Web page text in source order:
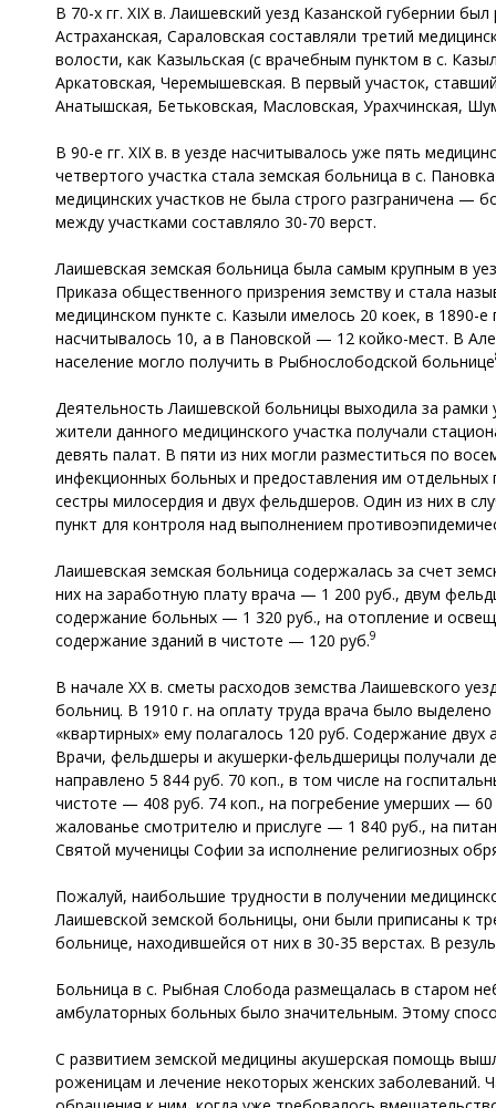
В 70-х гг. XIX в. Лаишевский уезд Казанской губернии
Астраханская, Сараловская составляли третий
волости, как Казыльская (с врачебным пунктом в с.
Аркатовская, Черемышевская. В первый участок,
Анатышская, Бетьковская, Масловская, Урахчинская,
В 90-е гг. XIX в. в уезде насчитывалось уже пять
четвертого участка стала земская больница в с.
медицинских участков не была строго разграничена —
между участками составляло 30-70 верст.
Лаишевская земская больница была самым крупным в
Приказа общественного призрения земству и стала
медицинском пункте с. Казыли имелось 20 коек, в 1890-
насчитывалось 10, а в Пановской — 12 койко-мест. В
население могло получить в Рыбнослободской больнице
Деятельность Лаишевской больницы выходила за рамки
жители данного медицинского участка получали
девять палат. В пяти из них могли разместиться по
инфекционных больных и предоставления им
сестры милосердия и двух фельдшеров. Один из них в
пункт для контроля над выполнением
Лаишевская земская больница содержалась за счет
них на заработную плату врача — 1 200 руб., двум
содержание больных — 1 320 руб., на отопление и
содержание зданий в чистоте — 120 руб.9
В начале XX в. сметы расходов земства Лаишевского
больниц. В 1910 г. на оплату труда врача было
«квартирных» ему полагалось 120 руб. Содержание
Врачи, фельдшеры и акушерки-фельдшерицы получали
направлено 5 844 руб. 70 коп., в том числе на
чистоте — 408 руб. 74 коп., на погребение умерших —
жалованье смотрителю и прислуге — 1 840 руб., на
Святой мученицы Софии за исполнение религиозных
Пожалуй, наибольшие трудности в получении
Лаишевской земской больницы, они были приписаны к
больнице, находившейся от них в 30-35 верстах. В
Больница в с. Рыбная Слобода размещалась в старом
амбулаторных больных было значительным. Этому
С развитием земской медицины акушерская помощь
роженицам и лечение некоторых женских